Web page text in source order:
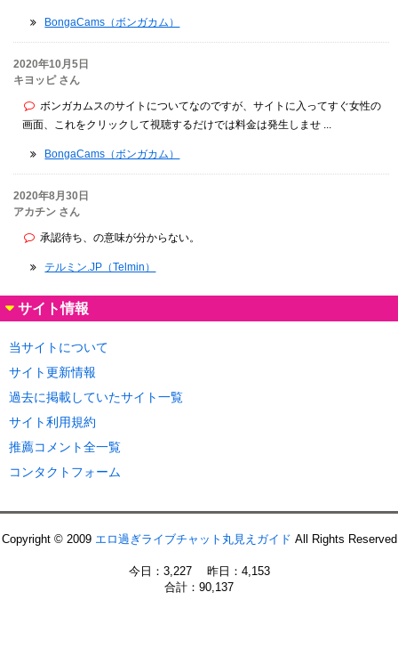
BongaCams（ボンガカム）
2020年10月5日
キヨッピ さん
ボンガカムスのサイトについてなのですが、サイトに入ってすぐ女性の
画面、これをクリックして視聴するだけでは料金は発生しませ ...
BongaCams（ボンガカム）
2020年8月30日
アカチン さん
承認待ち、の意味が分からない。
テルミン.JP（Telmin）
サイト情報
当サイトについて
サイト更新情報
過去に掲載していたサイト一覧
サイト利用規約
推薦コメント全一覧
コンタクトフォーム
Copyright © 2009 エロ過ぎライブチャット丸見えガイド All Rights Reserved
今日：3,227 昨日：4,153
合計：90,137